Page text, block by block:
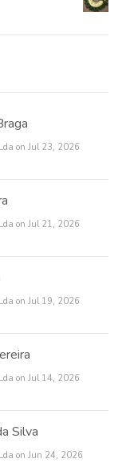
on Jul 23, 2026
on Jul 21, 2026
on Jul 19, 2026
on Jul 14, 2026
Silva
on Jun 24, 2026